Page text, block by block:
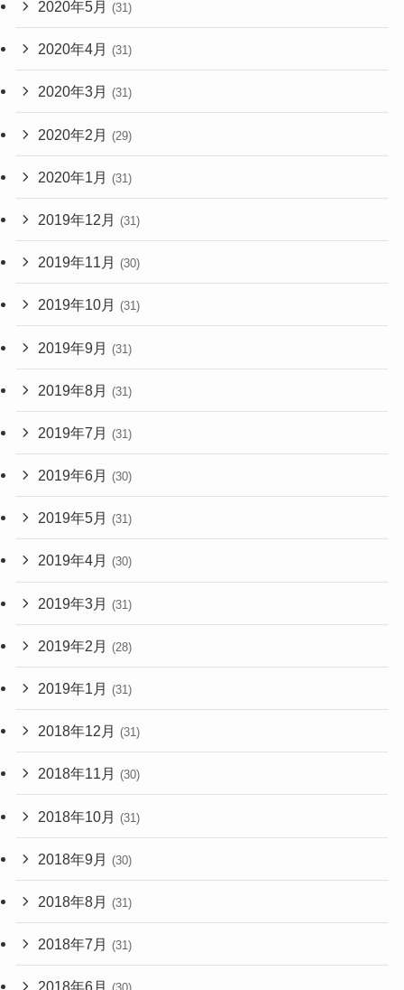
2020年5月 (31)
2020年4月 (31)
2020年3月 (31)
2020年2月 (29)
2020年1月 (31)
2019年12月 (31)
2019年11月 (30)
2019年10月 (31)
2019年9月 (31)
2019年8月 (31)
2019年7月 (31)
2019年6月 (30)
2019年5月 (31)
2019年4月 (30)
2019年3月 (31)
2019年2月 (28)
2019年1月 (31)
2018年12月 (31)
2018年11月 (30)
2018年10月 (31)
2018年9月 (30)
2018年8月 (31)
2018年7月 (31)
2018年6月